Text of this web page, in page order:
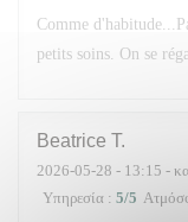
Comme
petits soins. On se
Beatrice T
2026-05-28 - 13:15 -
Υπηρεσία : 5/5